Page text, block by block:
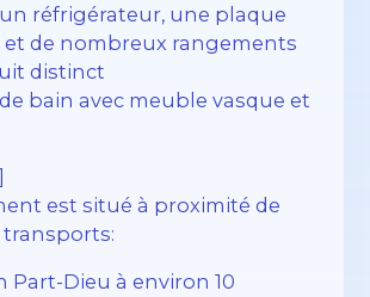
réfrigérateur, une plaque
et de nombreux rangements
distinct
de bain avec meuble vasque et
est situé à proximité de
Part-Dieu à environ 10